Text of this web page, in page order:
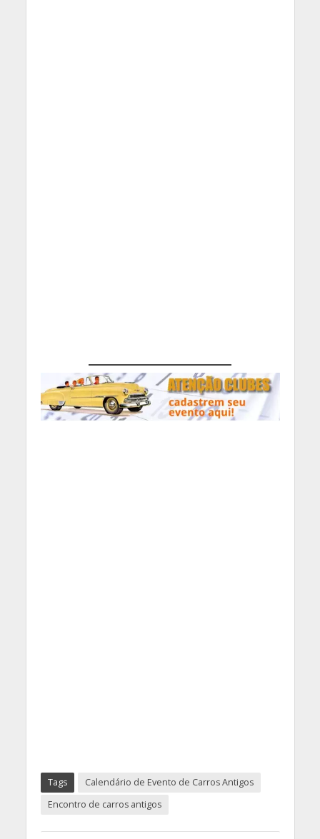
Tags
Calendário de Evento de Carros Antigos
Encontro de carros antigos